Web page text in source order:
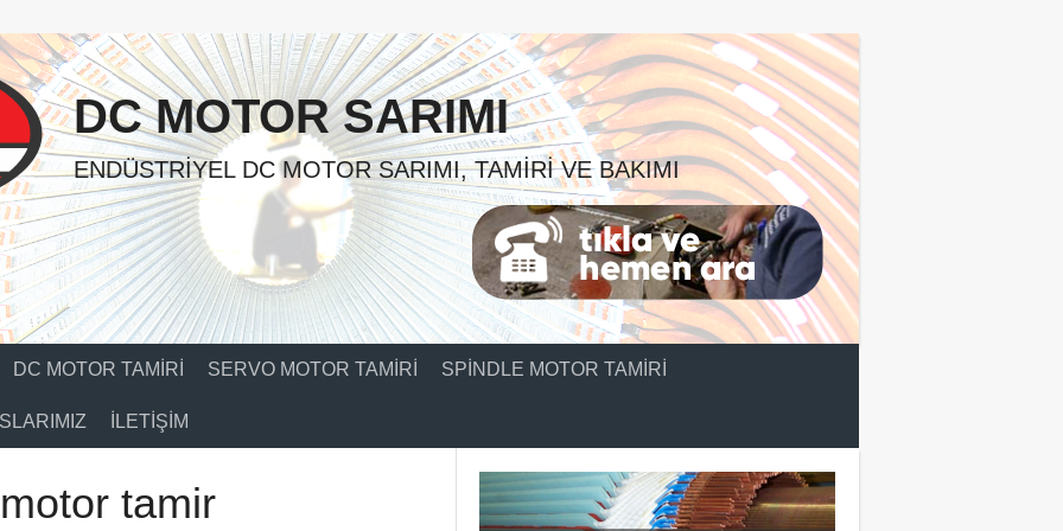
DC MOTOR SARIMI
ENDÜSTRIYEL DC MOTOR SARIMI, TAMIRI VE BAKIMI
DC MOTOR TAMIRI SERVO MOTOR TAMIRI SPINDLE MOTOR TAMIRI
İLETIŞIM
tamir